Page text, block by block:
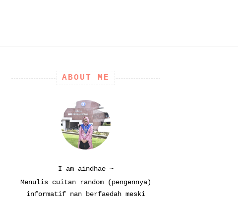
ABOUT ME
I am aindhae ~
Menulis cuitan random (pengennya)
informatif nan berfaedah meski